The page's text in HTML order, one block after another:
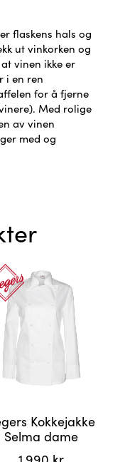
flaskens hals og
ut vinkorken og
vinen ikke er
i en ren
for å fjerne
Med rolige
av vinen
med og
Kokkejakke
Selma dame